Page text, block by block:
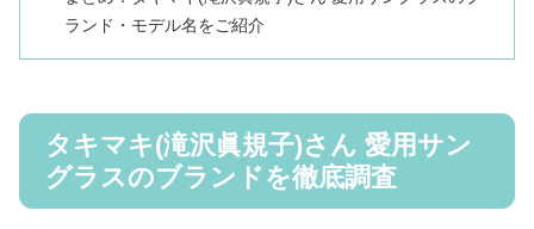
ランド・モデル名をご紹介
タキマキ(滝沢眞規子)さん 愛用サン
グラスのブランドを徹底調査